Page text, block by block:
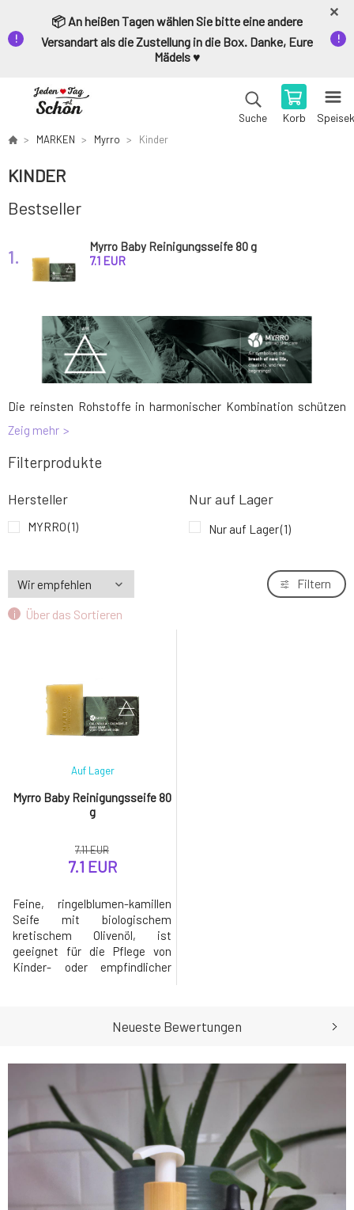
📦 An heißen Tagen wählen Sie bitte eine andere
Versandart als die Zustellung in die Box. Danke, Eure
Mädels ♥️
Suche Korb
MARKEN Myrro Kinder
KINDER
Bestseller
1.
Myrro Baby Reinigungsseife 80 g
7.1 EUR
Die reinsten Rohstoffe in harmonischer Kombination schützen
Die Hauptbestandteile sind Ringelblumen- und Kamillenblüten in
nativem Bio-Olivenöl aus kretischem Land. Sie spenden intensive
Feuchtigkeit, beruhigen gereizte Haut und verleihen gleichzeitig
Zeig mehr
Filterprodukte
Hersteller
MYRRO(1)
Nur auf Lager
Nur auf Lager(1)
Über das Sortieren
Filtern
Myrro Baby Reinigungsseife 80
g
Auf Lager
7.11 EUR
7.1 EUR
Feine, ringelblumen-kamillen
Seife mit biologischem
kretischem Olivenöl, ist
geeignet für die Pflege von
Kinder- oder empfindlicher
Vitaminen A und B und nährt
und Kamille haben eine
geschmeidig machende und
antimikrobielle Wirku
Neueste Bewertungen